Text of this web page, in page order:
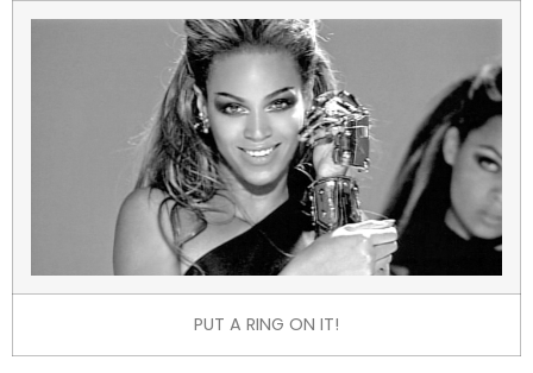
PUT A RING ON IT!